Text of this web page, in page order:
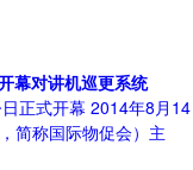
幕对讲机巡更系统
正式开幕 2014年8月14
简称国际物促会）主